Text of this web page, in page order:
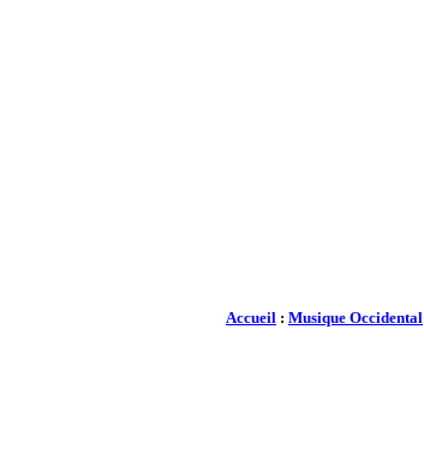
Accueil : Musique Occidental